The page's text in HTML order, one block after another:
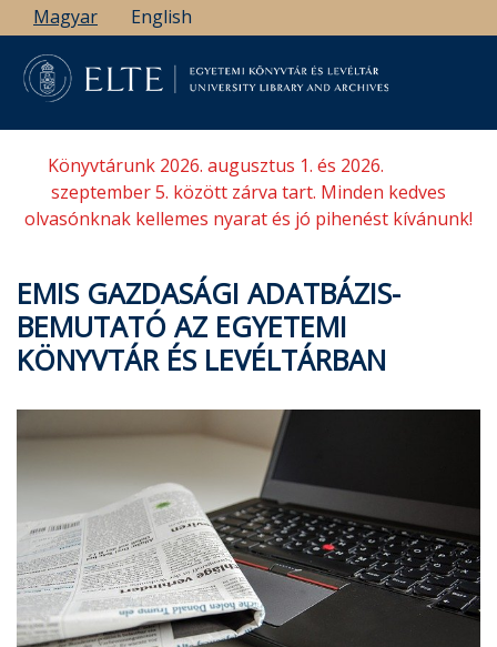
Ugrás
a
tartalomra
Magyar English
Könyvtárunk 2026. augusztus 1. és 2026.
szeptember 5. között zárva tart. Minden kedves
olvasónknak kellemes nyarat és jó pihenést kívánunk!
EMIS GAZDASÁGI ADATBÁZIS-
BEMUTATÓ AZ EGYETEMI
KÖNYVTÁR ÉS LEVÉLTÁRBAN